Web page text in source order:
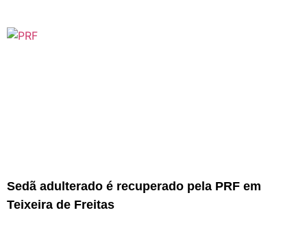
Sedã adulterado é recuperado pela PRF em
Teixeira de Freitas